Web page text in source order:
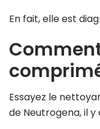
En fait, elle est
Essayez le
de Neutrogena, il y